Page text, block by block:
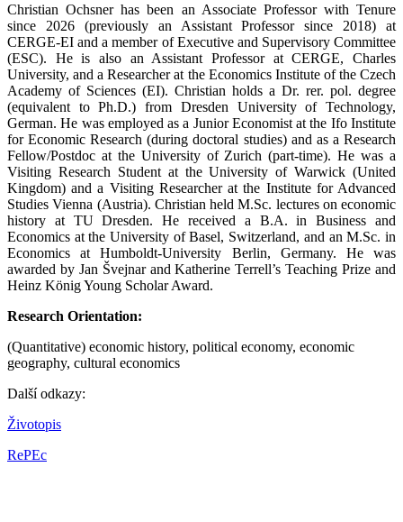
Christian Ochsner has been an Associate Professor with Tenure
since 2026 (previously an Assistant Professor since 2018) at
CERGE-EI and a member of Executive and Supervisory Committee
(ESC). He is also an Assistant Professor at CERGE, Charles
University, and a Researcher at the Economics Institute of the Czech
Academy of Sciences (EI). Christian holds a Dr. rer. pol. degree
(equivalent to Ph.D.) from Dresden University of Technology,
German. He was employed as a Junior Economist at the Ifo Institute
for Economic Research (during doctoral studies) and as a Research
Fellow/Postdoc at the University of Zurich (part-time). He was a
Visiting Research Student at the University of Warwick (United
Kingdom) and a Visiting Researcher at the Institute for Advanced
Studies Vienna (Austria). Christian held M.Sc. lectures on economic
history at TU Dresden. He received a B.A. in Business and
Economics at the University of Basel, Switzerland, and an M.Sc. in
Economics at Humboldt-University Berlin, Germany. He was
awarded by Jan Švejnar and Katherine Terrell’s Teaching Prize and
Heinz König Young Scholar Award.
Research Orientation:
(Quantitative) economic history, political economy, economic
geography, cultural economics
Další odkazy:
Životopis
RePEc